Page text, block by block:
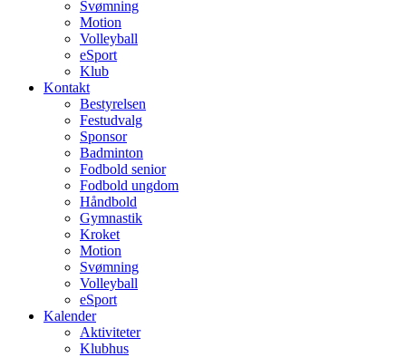
Svømning
Motion
Volleyball
eSport
Klub
Kontakt
Bestyrelsen
Festudvalg
Sponsor
Badminton
Fodbold senior
Fodbold ungdom
Håndbold
Gymnastik
Kroket
Motion
Svømning
Volleyball
eSport
Kalender
Aktiviteter
Klubhus